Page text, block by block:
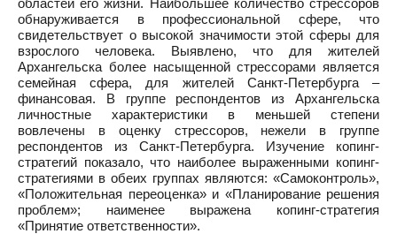
областей его жизни. Наибольшее количество стрессоров
обнаруживается в профессиональной сфере, что
свидетельствует о высокой значимости этой сферы для
взрослого человека. Выявлено, что для жителей
Архангельска более насыщенной стрессорами является
семейная сфера, для жителей Санкт-Петербурга –
финансовая. В группе респондентов из Архангельска
личностные характеристики в меньшей степени
вовлечены в оценку стрессоров, нежели в группе
респондентов из Санкт-Петербурга. Изучение копинг-
стратегий показало, что наиболее выраженными копинг-
стратегиями в обеих группах являются: «Самоконтроль»,
«Положительная переоценка» и «Планирование решения
проблем»; наименее выражена копинг-стратегия
«Принятие ответственности».